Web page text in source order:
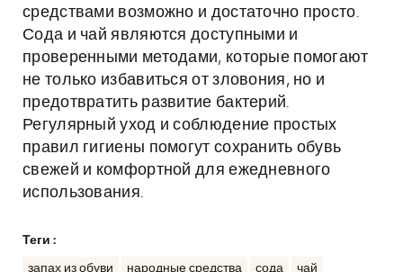
средствами возможно и достаточно просто.
Сода и чай являются доступными и
проверенными методами, которые помогают
не только избавиться от зловония, но и
предотвратить развитие бактерий.
Регулярный уход и соблюдение простых
правил гигиены помогут сохранить обувь
свежей и комфортной для ежедневного
использования.
Теги :
запах из обуви народные средства сода
чай